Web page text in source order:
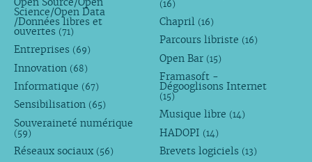
Science/Open Data
/Données libres et
ouvertes (71)
Entreprises (69)
Innovation (68)
Informatique (67)
Sensibilisation (65)
Souveraineté numérique
(59)
Réseaux sociaux (56)
(16)
Chapril (16)
Parcours libriste (16)
Open Bar (15)
Framasoft -
Dégooglisons Internet
(15)
Musique libre (14)
HADOPI (14)
Brevets logiciels (13)